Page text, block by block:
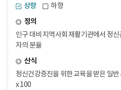
상향
하향
정의
인구 대비 지역사회 재활기관에서 정
자의 분율
산식
정신건강증진을 위한 교육을 받은 일
x 100